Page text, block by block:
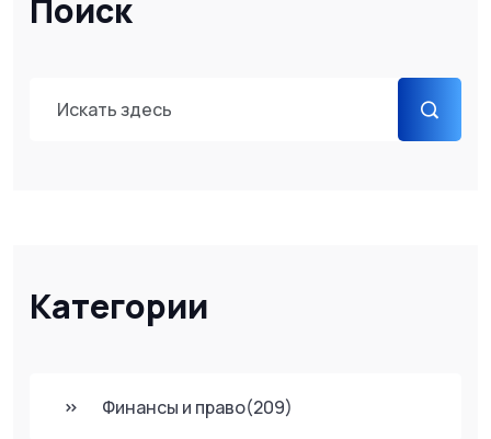
Поиск
Категории
Финансы и право(209)